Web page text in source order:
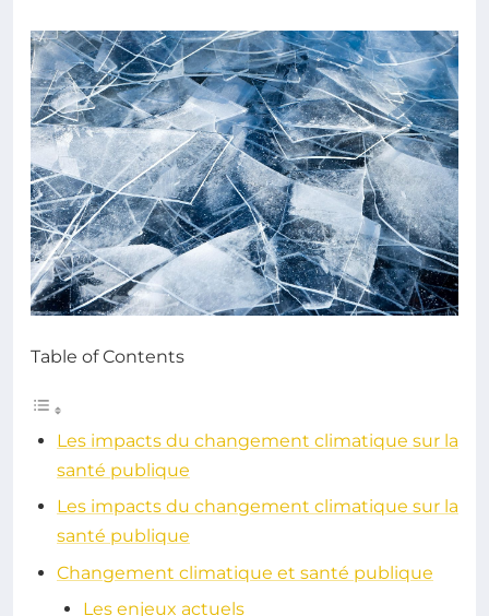
Table of Contents
Les impacts du changement climatique sur la
santé publique
Les impacts du changement climatique sur la
santé publique
Changement climatique et santé publique
Les enjeux actuels